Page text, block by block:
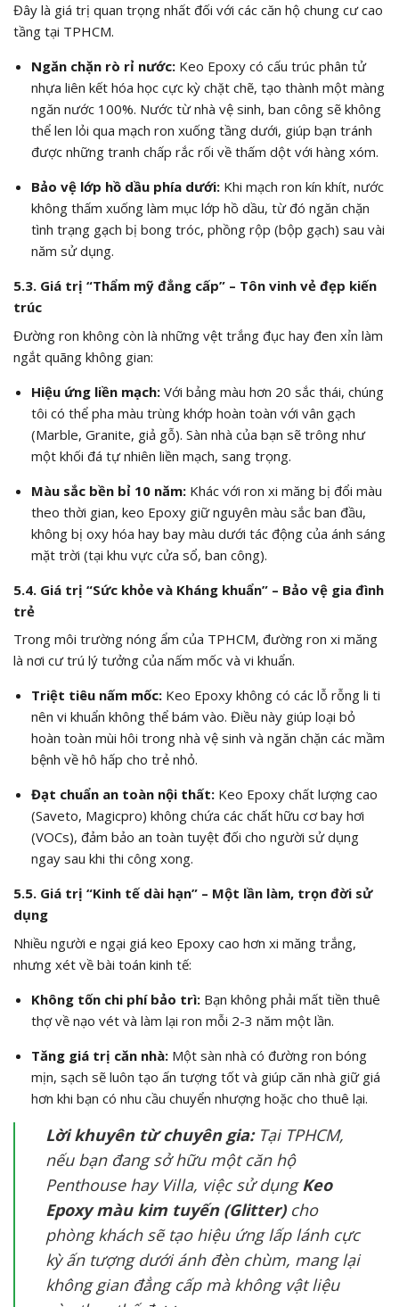
Đây là giá trị quan trọng nhất đối với các căn hộ chung cư cao
tầng tại TPHCM.
Ngăn chặn rò rỉ nước:Keo Epoxy có cấu trúc phân tử
nhựa liên kết hóa học cực kỳ chặt chẽ, tạo thành một màng
ngăn nước 100%. Nước từ nhà vệ sinh, ban công sẽ không
thể len lỏi qua mạch ron xuống tầng dưới, giúp bạn tránh
được những tranh chấp rắc rối về thấm dột với hàng xóm.
Bảo vệ lớp hồ dầu phía dưới:Khi mạch ron kín khít, nước
không thấm xuống làm mục lớp hồ dầu, từ đó ngăn chặn
tình trạng gạch bị bong tróc, phồng rộp (bộp gạch) sau vài
năm sử dụng.
5.3. Giá trị “Thẩm mỹ đẳng cấp” – Tôn vinh vẻ đẹp kiến
trúc
Đường ron không còn là những vệt trắng đục hay đen xỉn làm
ngắt quãng không gian:
Hiệu ứng liền mạch:Với bảng màu hơn 20 sắc thái, chúng
tôi có thể pha màu trùng khớp hoàn toàn với vân gạch
(Marble, Granite, giả gỗ). Sàn nhà của bạn sẽ trông như
một khối đá tự nhiên liền mạch, sang trọng.
Màu sắc bền bỉ 10 năm:Khác với ron xi măng bị đổi màu
theo thời gian, keo Epoxy giữ nguyên màu sắc ban đầu,
không bị oxy hóa hay bay màu dưới tác động của ánh sáng
mặt trời (tại khu vực cửa sổ, ban công).
5.4. Giá trị “Sức khỏe và Kháng khuẩn” – Bảo vệ gia đình
trẻ
Trong môi trường nóng ẩm của TPHCM, đường ron xi măng
là nơi cư trú lý tưởng của nấm mốc và vi khuẩn.
Triệt tiêu nấm mốc:Keo Epoxy không có các lỗ rỗng li ti
nên vi khuẩn không thể bám vào. Điều này giúp loại bỏ
hoàn toàn mùi hôi trong nhà vệ sinh và ngăn chặn các mầm
bệnh về hô hấp cho trẻ nhỏ.
Đạt chuẩn an toàn nội thất:Keo Epoxy chất lượng cao
(Saveto, Magicpro) không chứa các chất hữu cơ bay hơi
(VOCs), đảm bảo an toàn tuyệt đối cho người sử dụng
ngay sau khi thi công xong.
5.5. Giá trị “Kinh tế dài hạn” – Một lần làm, trọn đời sử
dụng
Nhiều người e ngại giá keo Epoxy cao hơn xi măng trắng,
nhưng xét về bài toán kinh tế:
Không tốn chi phí bảo trì:Bạn không phải mất tiền thuê
thợ về nạo vét và làm lại ron mỗi 2-3 năm một lần.
Tăng giá trị căn nhà:Một sàn nhà có đường ron bóng
mịn, sạch sẽ luôn tạo ấn tượng tốt và giúp căn nhà giữ giá
hơn khi bạn có nhu cầu chuyển nhượng hoặc cho thuê lại.
Lời khuyên từ chuyên gia:Tại TPHCM,
nếu bạn đang sở hữu một căn hộ
Penthouse hay Villa, việc sử dụng Keo
Epoxy màu kim tuyến (Glitter)cho
phòng khách sẽ tạo hiệu ứng lấp lánh cực
kỳ ấn tượng dưới ánh đèn chùm, mang lại
không gian đẳng cấp mà không vật liệu